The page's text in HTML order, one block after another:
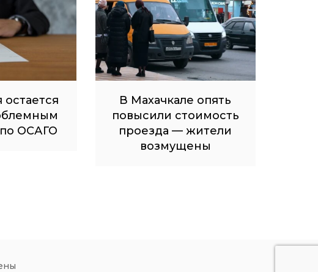
ОСАГО
В Махачкале опять
повысили стоимость
проезда — жители
возмущены